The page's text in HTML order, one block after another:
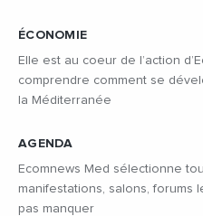
ÉCONOMIE
Elle est au coeur de l’action
comprendre comment se
la Méditerranée
AGENDA
Ecomnews Med sélectionne
manifestations, salons, forums
pas manquer